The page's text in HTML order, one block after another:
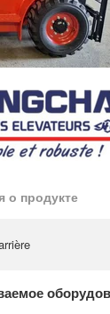
о продукте